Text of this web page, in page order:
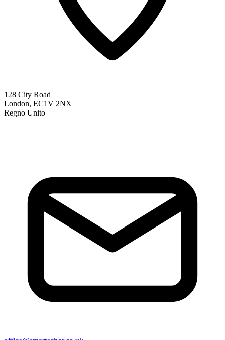
128 City Road
London, EC1V 2NX
Regno Unito